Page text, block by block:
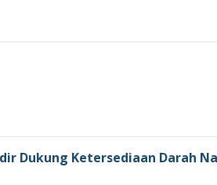
Dukung Ketersediaan Darah